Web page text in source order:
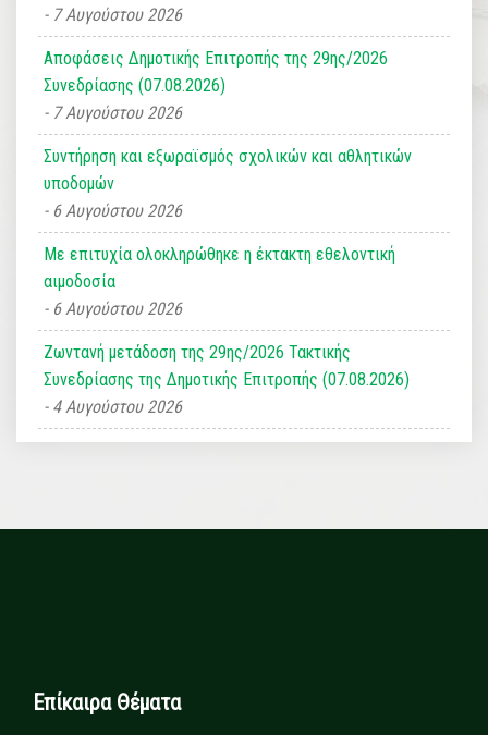
7 Αυγούστου 2026
Αποφάσεις Δημοτικής Επιτροπής της 29ης/2026
Συνεδρίασης (07.08.2026)
7 Αυγούστου 2026
Συντήρηση και εξωραϊσμός σχολικών και αθλητικών
υποδομών
6 Αυγούστου 2026
Με επιτυχία ολοκληρώθηκε η έκτακτη εθελοντική
αιμοδοσία
6 Αυγούστου 2026
Ζωντανή μετάδοση της 29ης/2026 Τακτικής
Συνεδρίασης της Δημοτικής Επιτροπής (07.08.2026)
4 Αυγούστου 2026
Επίκαιρα Θέματα